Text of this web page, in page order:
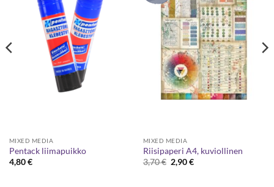
MIXED MEDIA
Pentack liimapuikko
4,80€
MIXED MEDIA
Riisipaperi A4, kuviollinen
3,70€ Alkuperäinen
hinta
2,90€Nykyinen